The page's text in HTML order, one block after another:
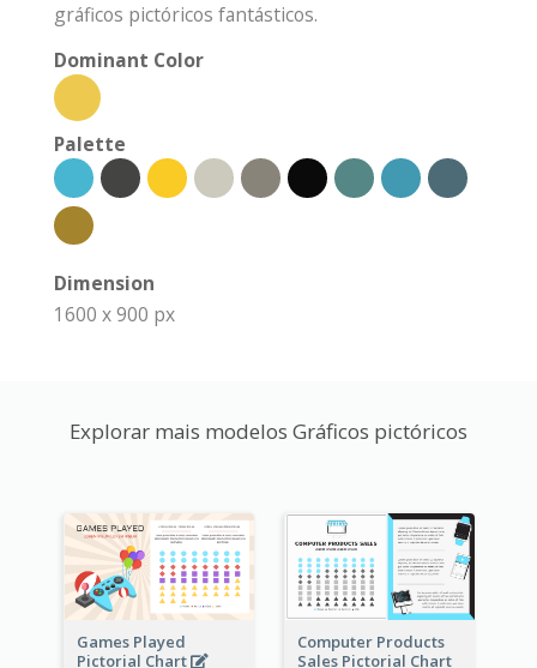
gráficos pictóricos fantásticos.
Dominant Color
Palette
Dimension
1600 x 900 px
Explorar mais modelos Gráficos pictóricos
Games Played
Pictorial Chart
Computer Products
Sales Pictorial Chart